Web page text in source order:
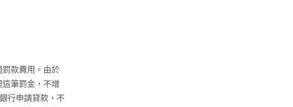
款費用。由於
筆罰金，不增
行申請貸款，不